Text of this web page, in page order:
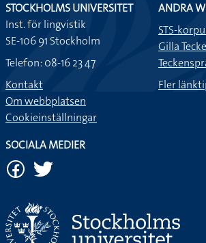
STOCKHOLMS UNIVERSITET
Inst. för lingvistik
SE-106 91 Stockholm
Telefon: 08-16 23 47
Kontakt
Om webbplatsen
Cookieinställningar
ANDRA
STS-
Gilla
Fler
SOCIALA MEDIER